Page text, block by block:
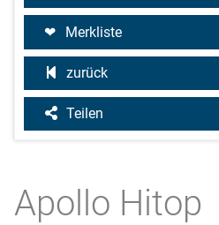
Merkliste
zurück
Teilen
Apollo Hitop